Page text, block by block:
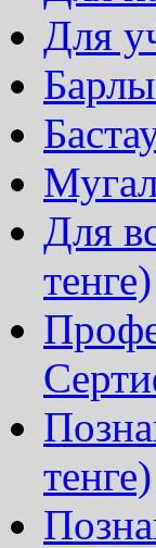
Для
Для
тенге)
тенге)